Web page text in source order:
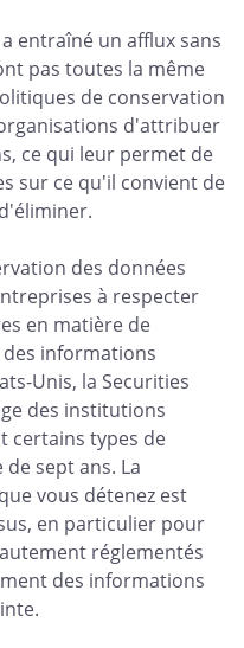
entraîné un afflux sans
pas toutes la même
de conservation
d'attribuer
ce qui leur permet de
sur ce qu'il convient de
des données
à respecter
en matière de
informations
Unis, la Securities
des institutions
certains types de
sept ans. La
vous détenez est
en particulier pour
réglementés
des informations